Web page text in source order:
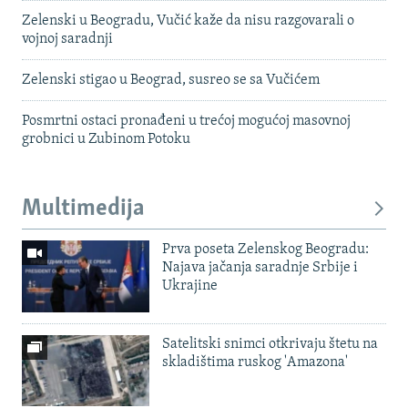
Zelenski u Beogradu, Vučić kaže da nisu razgovarali o
vojnoj saradnji
Zelenski stigao u Beograd, susreo se sa Vučićem
Posmrtni ostaci pronađeni u trećoj mogućoj masovnoj
grobnici u Zubinom Potoku
Multimedija
Prva poseta Zelenskog Beogradu:
Najava jačanja saradnje Srbije i
Ukrajine
Satelitski snimci otkrivaju štetu na
skladištima ruskog 'Amazona'